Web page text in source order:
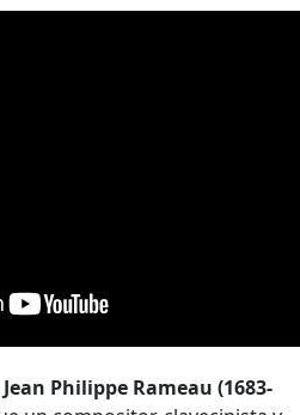
Philippe Rameau (1683-